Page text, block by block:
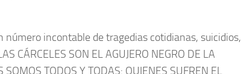
número incontable de tragedias cotidianas, suicidios,
CÁRCELES SON EL AGUJERO NEGRO DE LA
SOMOS TODOS Y TODAS: QUIENES SUFREN EL